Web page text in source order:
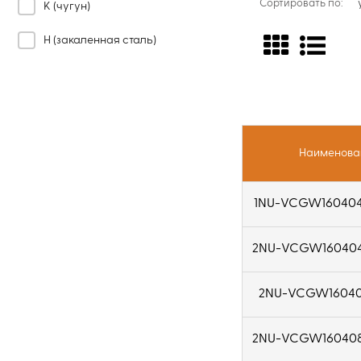
K (чугун)
H (закаленная сталь)
срок службы
Сортировать по:
1NU-
2NU-
2NU-
2NU-